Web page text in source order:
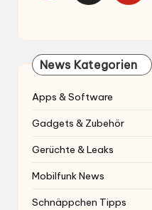
News Kategorien
Apps & Software
Gadgets & Zubehör
Gerüchte & Leaks
Mobilfunk News
Schnäppchen Tipps